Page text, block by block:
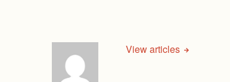
View articles